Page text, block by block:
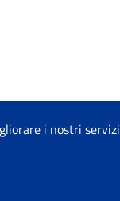
i nostri servizi